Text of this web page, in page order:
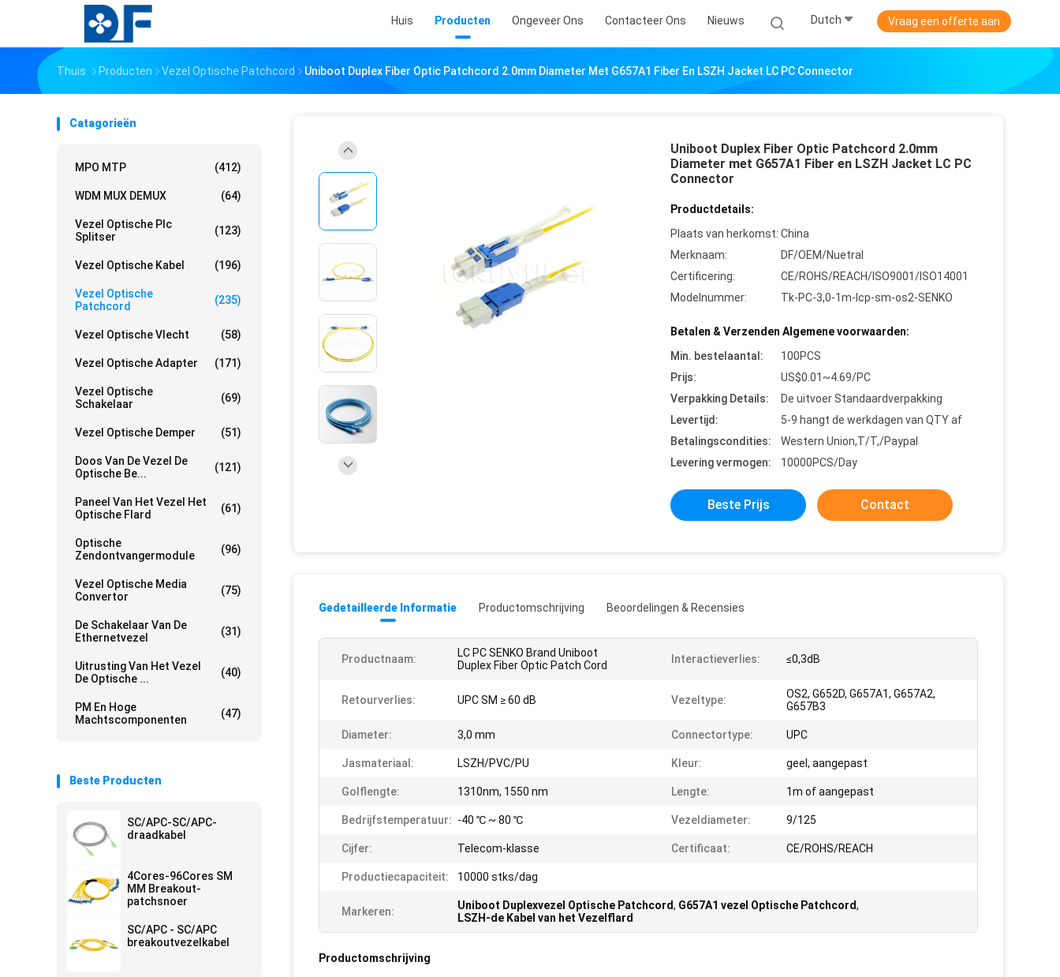
Huis Producten Ongeveer Ons Contacteer Ons Nieuws Dutch Vraag een offerte aan
Thuis Producten Vezel Optische Patchcord Uniboot Duplex Fiber Optic Patchcord 2.0mm Diameter Met G657A1 Fiber En LSZH Jacket LC PC Connector
Catagorieën
MPO MTP (412)
WDM MUX DEMUX (64)
Vezel Optische Plc
Splitser
(123)
Vezel Optische Kabel (196)
Vezel Optische
Patchcord
(235)
Vezel Optische Vlecht (58)
Vezel Optische Adapter (171)
Vezel Optische
Schakelaar
(69)
Vezel Optische Demper (51)
Doos Van De Vezel De
Optische Be...
(121)
Paneel Van Het Vezel Het
Optische Flard
(61)
Optische
Zendontvangermodule
(96)
Vezel Optische Media
Convertor
(75)
De Schakelaar Van De
Ethernetvezel
(31)
Uitrusting Van Het Vezel
De Optische ...
(40)
PM En Hoge
Machtscomponenten
(47)
Beste Producten
SC/APC-SC/APC-
draadkabel
4Cores-96Cores SM
MM Breakout-
patchsnoer
SC/APC - SC/APC
breakoutvezelkabel
Uniboot Duplex Fiber Optic Patchcord 2.0mm
Diameter met G657A1 Fiber en LSZH Jacket LC PC
Connector
Productdetails:
Plaats van herkomst: China
Merknaam:
DF/OEM/Nuetral
Certificering:
CE/ROHS/REACH/ISO9001/ISO14001
Modelnummer:
Tk-PC-3,0-1m-lcp-sm-os2-SENKO
Betalen & Verzenden Algemene voorwaarden:
Min. bestelaantal:
100PCS
Prijs:
US$0.01~4.69/PC
Verpakking Details:
De uitvoer Standaardverpakking
Levertijd:
5-9 hangt de werkdagen van QTY af
Betalingscondities:
Western Union,T/T,/Paypal
Levering vermogen:
10000PCS/Day
Beste Prijs Contact
Gedetailleerde Informatie Productomschrijving Beoordelingen & Recensies
Productnaam:
LC PC SENKO Brand Uniboot
Duplex Fiber Optic Patch Cord
Interactieverlies: ≤0,3dB
Retourverlies: UPC SM ≥ 60 dB Vezeltype:
OS2, G652D, G657A1, G657A2,
G657B3
Diameter: 3,0 mm Connectortype: UPC
Jasmateriaal: LSZH/PVC/PU Kleur: geel, aangepast
Golflengte: 1310nm, 1550 nm Lengte: 1m of aangepast
Bedrijfstemperatuur: -40 ℃ ~ 80 ℃ Vezeldiameter: 9/125
Cijfer: Telecom-klasse Certificaat: CE/ROHS/REACH
Productiecapaciteit: 10000 stks/dag
Markeren: Uniboot Duplexvezel Optische Patchcord, G657A1 vezel Optische Patchcord,
LSZH-de Kabel van het Vezelflard
Productomschrijving